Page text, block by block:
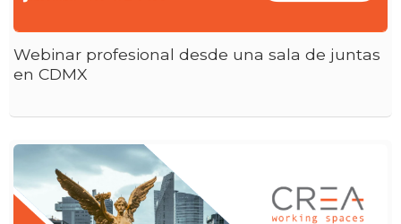
Webinar profesional desde una sala de juntas
en CDMX